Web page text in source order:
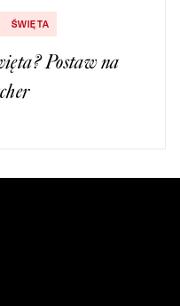
ŚWIĘTA
Postaw na